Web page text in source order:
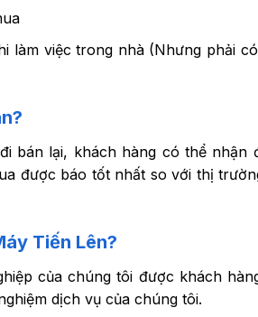
làm việc trong nhà (Nhưng phải
bán lại, khách hàng có thể nhận
được báo tốt nhất so với thị
Tiến Lên?
của chúng tôi được khách
dịch vụ của chúng tôi.